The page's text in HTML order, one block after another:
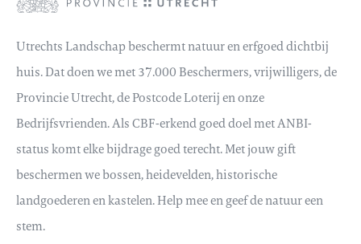
Utrechts Landschap beschermt natuur en erfgoed dichtbij
huis. Dat doen we met 37.000 Beschermers, vrijwilligers, de
Provincie Utrecht, de Postcode Loterij en onze
Bedrijfsvrienden. Als CBF-erkend goed doel met ANBI-
status komt elke bijdrage goed terecht. Met jouw gift
beschermen we bossen, heidevelden, historische
landgoederen en kastelen. Help mee en geef de natuur een
stem.